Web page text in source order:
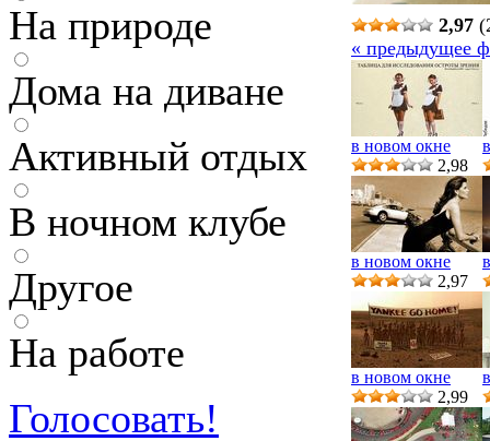
На природе
Дома на диване
Активный отдых
В ночном клубе
Другое
На работе
Голосовать!
2,97
« предыдущее
в новом окне
2,98
в новом окне
2,97
в новом окне
2,99